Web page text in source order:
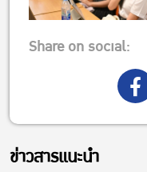
Share on social:
ข่าวสารแนะนำ